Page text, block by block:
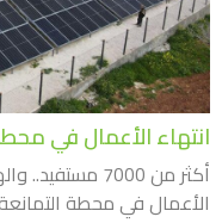
انتهاء الأعمال في
أكثر من 7000
الأعمال في محطة